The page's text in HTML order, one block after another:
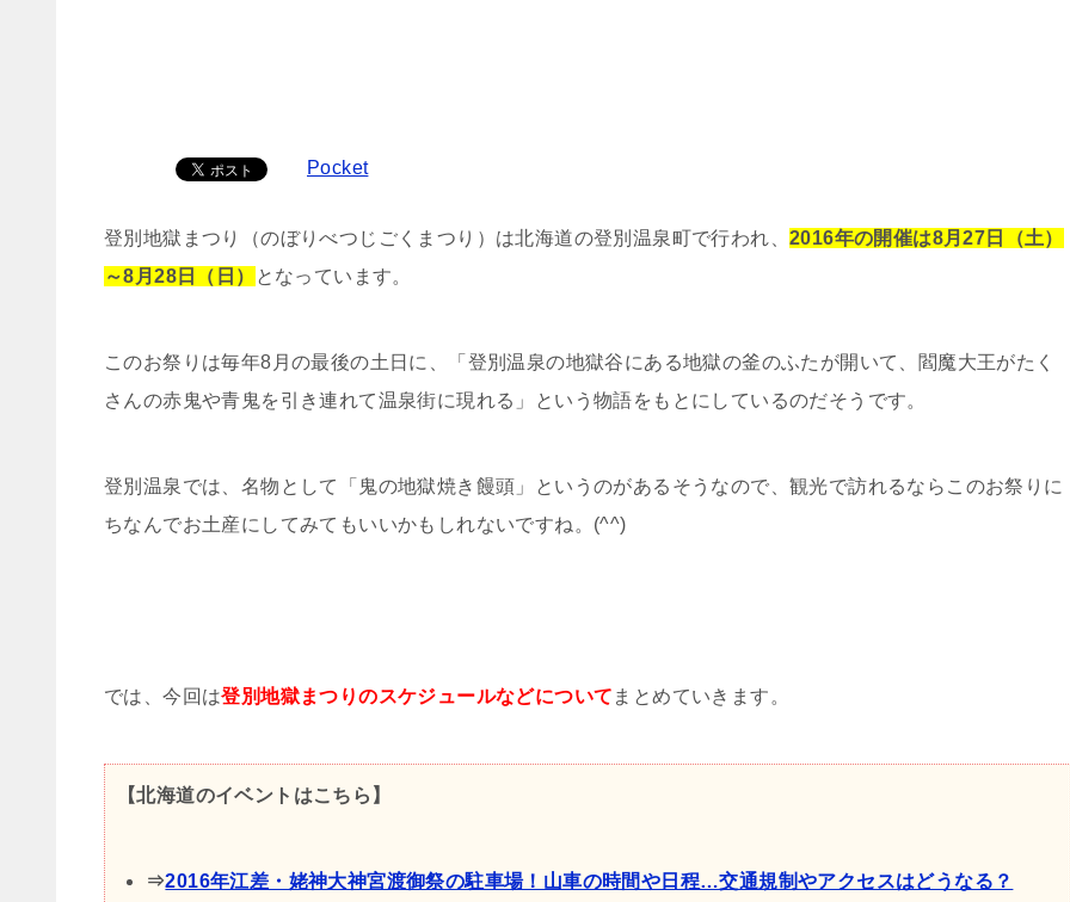
Pocket
登別地獄まつり（のぼりべつじごくまつり）は北海道の登別温泉町で行われ、 2016年の開催は8月27日（土）
～8月28日（日）
となっています。
このお祭りは毎年8月の最後の土日に、「登別温泉の地獄谷にある地獄の釜のふたが開いて、閻魔大王がたく
さんの赤鬼や青鬼を引き連れて温泉街に現れる」という物語をもとにしているのだそうです。
登別温泉では、名物として「鬼の地獄焼き饅頭」というのがあるそうなので、観光で訪れるならこのお祭りに
ちなんでお土産にしてみてもいいかもしれないですね。(^^)
では、今回は登別地獄まつりのスケジュールなどについて まとめていきます。
【北海道のイベントはこちら】
⇒2016年江差・姥神大神宮渡御祭の駐車場！山車の時間や日程…交通規制やアクセスはどうなる？